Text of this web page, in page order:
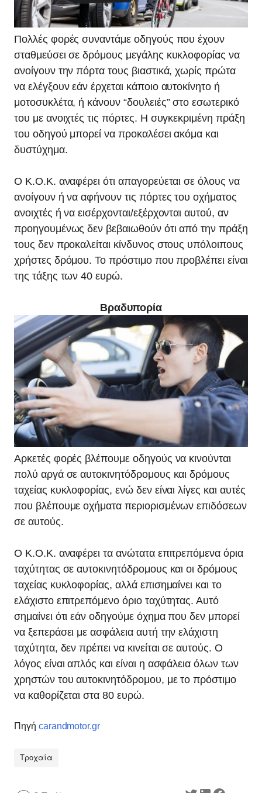
Πολλές φορές συναντάμε οδηγούς που έχουν
σταθμεύσει σε δρόμους μεγάλης κυκλοφορίας να
ανοίγουν την πόρτα τους βιαστικά, χωρίς πρώτα
να ελέγξουν εάν έρχεται κάποιο αυτοκίνητο ή
μοτοσυκλέτα, ή κάνουν “δουλειές” στο εσωτερικό
του με ανοιχτές τις πόρτες. Η συγκεκριμένη πράξη
του οδηγού μπορεί να προκαλέσει ακόμα και
δυστύχημα.
Ο Κ.Ο.Κ. αναφέρει ότι απαγορεύεται σε όλους να
ανοίγουν ή να αφήνουν τις πόρτες του οχήματος
ανοιχτές ή να εισέρχονται/εξέρχονται αυτού, αν
προηγουμένως δεν βεβαιωθούν ότι από την πράξη
τους δεν προκαλείται κίνδυνος στους υπόλοιπους
χρήστες δρόμου. Το πρόστιμο που προβλέπει είναι
της τάξης των 40 ευρώ.
Βραδυπορία
Αρκετές φορές βλέπουμε οδηγούς να κινούνται
πολύ αργά σε αυτοκινητόδρομους και δρόμους
ταχείας κυκλοφορίας, ενώ δεν είναι λίγες και αυτές
που βλέπουμε οχήματα περιορισμένων επιδόσεων
σε αυτούς.
Ο Κ.Ο.Κ. αναφέρει τα ανώτατα επιτρεπόμενα όρια
ταχύτητας σε αυτοκινητόδρομους και οι δρόμους
ταχείας κυκλοφορίας, αλλά επισημαίνει και το
ελάχιστο επιτρεπόμενο όριο ταχύτητας. Αυτό
σημαίνει ότι εάν οδηγούμε όχημα που δεν μπορεί
να ξεπεράσει με ασφάλεια αυτή την ελάχιστη
ταχύτητα, δεν πρέπει να κινείται σε αυτούς. Ο
λόγος είναι απλός και είναι η ασφάλεια όλων των
χρηστών του αυτοκινητόδρομου, με το πρόστιμο
να καθορίζεται στα 80 ευρώ.
Πηγή carandmotor.gr
Τροχαία